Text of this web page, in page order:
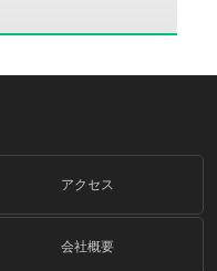
アクセス
会社概要